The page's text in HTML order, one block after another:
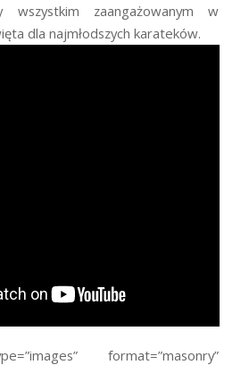
wszystkim zaangażowanym w
dla najmłodszych karateków.
format=”masonry”